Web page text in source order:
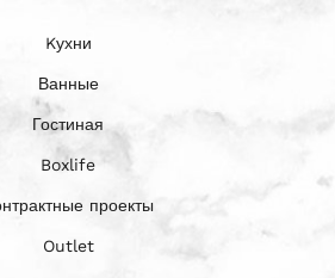
Kухни
Ванные
Гостиная
Boxlife
проекты
Outlet